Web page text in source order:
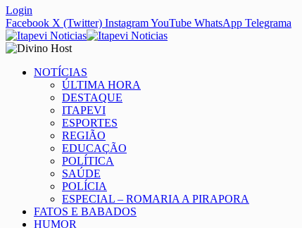
Login
Facebook X (Twitter) InstagramYouTube WhatsApp Telegrama
NOTÍCIAS
ÚLTIMA HORA
DESTAQUE
ITAPEVI
ESPORTES
REGIÃO
EDUCAÇÃO
POLÍTICA
SAÚDE
POLÍCIA
ESPECIAL – ROMARIA A PIRAPORA
FATOS E BABADOS
HUMOR